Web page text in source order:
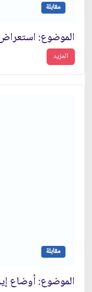
مقابلة
الموضوع:
المزيد
مقابلة
الموضوع: أوضاع